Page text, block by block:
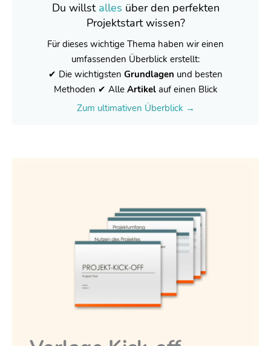
Du willst alles über den perfekten
Projektstart wissen?
Für dieses wichtige Thema haben wir einen
umfassenden Überblick erstellt:
✔ Die wichtigsten Grundlagen und besten
Methoden ✔ Alle Artikelauf einen Blick
Zum ultimativen Überblick →